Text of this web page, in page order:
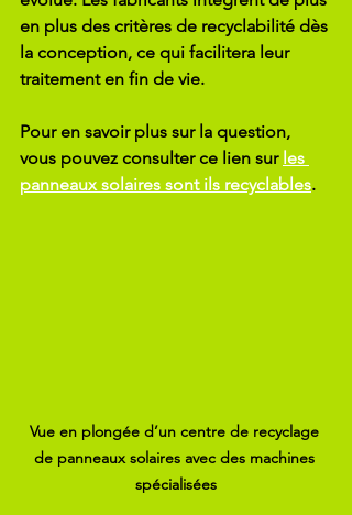
en plus des critères de recyclabilité dès
la conception, ce qui facilitera leur
traitement en fin de vie.
Pour en savoir plus sur la question,
vous pouvez consulter ce lien sur les
panneaux solaires sont ils recyclables.
Vue en plongée d’un centre de recyclage
de panneaux solaires avec des machines
spécialisées